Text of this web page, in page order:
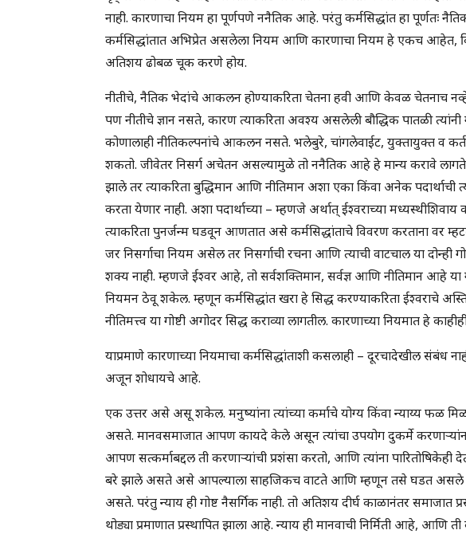
नाही. कारणाचा नियम हा पूर्णपणे ननैतिक आहे. परंतु कर्मसिद्धांत हा पूर्णतः
कर्मसिद्धांतात अभिप्रेत असलेला नियम आणि कारणाचा नियम हे एकच
अतिशय ढोबळ चूक करणे होय.
नीतीचे, नैतिक भेदांचे आकलन होण्याकरिता चेतना हवी आणि केवळ चेतनाच नव्हे
पण नीतीचे ज्ञान नसते, कारण त्याकरिता अवश्य असलेली बौद्धिक पातळी
कोणालाही नीतिकल्पनांचे आकलन नसते. भलेबुरे, चांगलेवाईट, युक्तायुक्त व
शकतो. जीवेतर निसर्ग अचेतन असल्यामुळे तो ननैतिक आहे हे मान्य करावे
झाले तर त्याकरिता बुद्धिमान आणि नीतिमान अशा एका किंवा अनेक पदार्थाची
करता येणार नाही. अशा पदार्थाच्या – म्हणजे अर्थात् ईश्वराच्या
त्याकरिता पुनर्जन्म घडवून आणतात असे कर्मसिद्धांताचे विवरण करताना वर
जर निसर्गाचा नियम असेल तर निसर्गाची रचना आणि त्याची वाटचाल या दोन्ही
शक्य नाही. म्हणजे ईश्वर आहे, तो सर्वशक्तिमान, सर्वज्ञ आणि नीतिमान आहे या
नियमन ठेवू शकेल. म्हणून कर्मसिद्धांत खरा हे सिद्ध करण्याकरिता ईश्वराचे
नीतिमत्त्व या गोष्टी अगोदर सिद्ध कराव्या लागतील. कारणाच्या नियमात हे
याप्रमाणे कारणाच्या नियमाचा कर्मसिद्धांताशी कसलाही – दूरचादेखील संबंध
अजून शोधायचे आहे.
एक उत्तर असे असू शकेल. मनुष्यांना त्यांच्या कर्माचे योग्य किंवा न्याय्य फळ
असते. मानवसमाजात आपण कायदे केले असून त्यांचा उपयोग दुकर्मे
आपण सत्कर्माबद्दल ती करणार्‍यांची प्रशंसा करतो, आणि त्यांना पारितोषिकेही
बरे झाले असते असे आपल्याला साहजिकच वाटते आणि म्हणून तसे घडत असले
असते. परंतु न्याय ही गोष्ट नैसर्गिक नाही. तो अतिशय दीर्घ काळानंतर
थोड्या प्रमाणात प्रस्थापित झाला आहे. न्याय ही मानवाची निर्मिती आहे, आणि